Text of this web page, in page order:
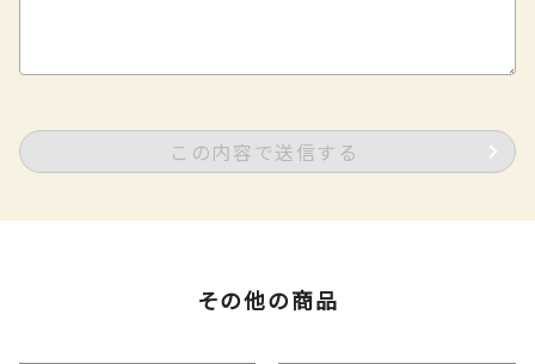
この内容で送信する
その他の商品